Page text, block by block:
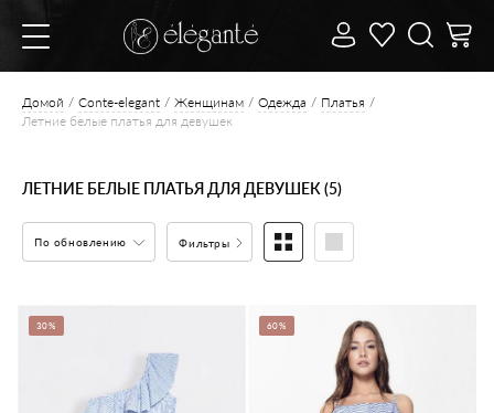
Домой Conte-elegant Женщинам Одежда
Платья
Летние белые платья для девушек
ЛЕТНИЕ БЕЛЫЕ ПЛАТЬЯ ДЛЯ ДЕВУШЕК (5)
По обновлению Фильтры
30% 60%